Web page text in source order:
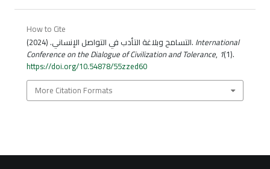
How to Cite
التسامح وبلاغة التأدب في التواصل الإنساني. (2024). International
Conference on the Dialogue of Civilization and Tolerance, 1(1).
https://doi.org/10.54878/55zzed60
More Citation Formats